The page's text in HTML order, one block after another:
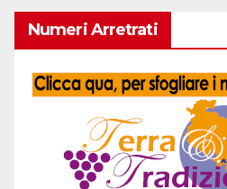
Numeri Arretrati